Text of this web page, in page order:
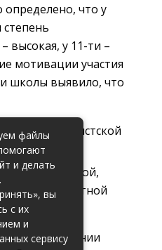
определено, что у
высокая, у 11-ти –
мотивации участия
школы выявило, что
коллективистской
престижной,
личностной
в воспитании
файлы
и делать
вы
с их
и
сервису